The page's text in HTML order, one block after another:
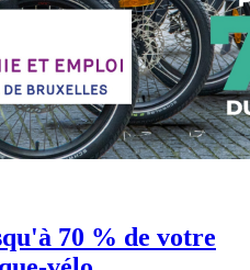
70 % de votre